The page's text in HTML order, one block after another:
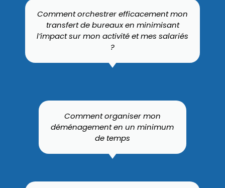
Comment orchestrer efficacement mon
transfert de bureaux en minimisant
l’impact sur mon activité et mes salariés
?
Comment organiser mon
déménagement en un minimum
de temps